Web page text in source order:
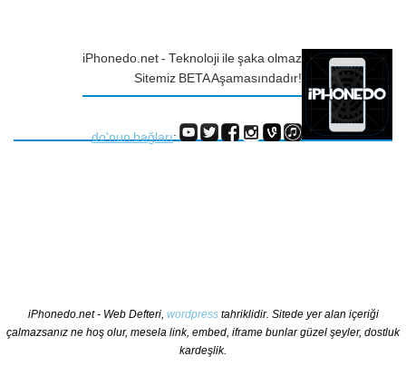
iPhonedo.net - Teknoloji ile şaka olmaz
Sitemiz BETA Aşamasındadır!
do'nun bağları:
iPhonedo.net - Web Defteri, wordpresstahriklidir. Sitede yer alan içeriği
çalmazsanız ne hoş olur, mesela link, embed, iframe bunlar güzel şeyler, dostluk
kardeşlik.